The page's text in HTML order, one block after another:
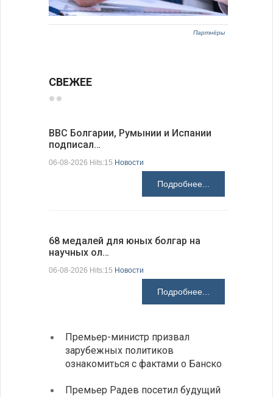
Партнёры
СВЕЖЕЕ
ВВС Болгарии, Румынии и Испании
подписал…
06-08-2026 Hits:15 Новости
Подробнее...
68 медалей для юных болгар на
научных ол…
06-08-2026 Hits:15 Новости
Подробнее...
Премьер-министр призвал
зарубежных политиков
ознакомиться с фактами о Банско
Премьер Радев посетил будущий